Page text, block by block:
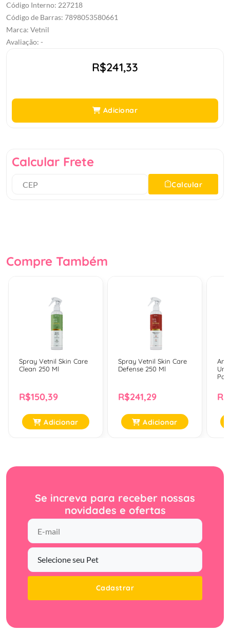
Código Interno: 227218
Código de Barras: 7898053580661
Marca: Vetnil
Avaliação: -
R$241,33
Adicionar
Calcular Frete
Calcular
Compre Também
Spray Vetnil Skin Care
Clean 250 Ml
R$150,39
Adicionar
Spray Vetnil Skin Care
Defense 250 Ml
R$241,29
Adicionar
Se increva para receber nossas
novidades e ofertas
Cadastrar